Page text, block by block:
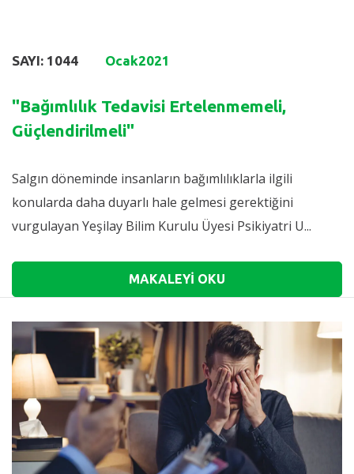
SAYI: 1044 Ocak2021
"Bağımlılık Tedavisi Ertelenmemeli,
Güçlendirilmeli"
Salgın döneminde insanların bağımlılıklarla ilgili
konularda daha duyarlı hale gelmesi gerektiğini
vurgulayan Yeşilay Bilim Kurulu Üyesi Psikiyatri U...
MAKALEYİ OKU